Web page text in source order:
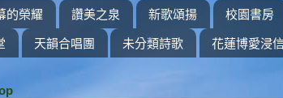
的榮耀 讚美之泉 新歌頌揚 校園書房
天韻合唱團 未分類詩歌 花蓮博愛浸